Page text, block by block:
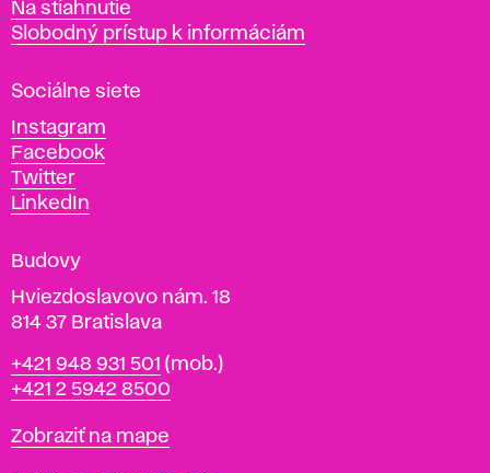
a
r
ý
c
h
u
m
e
í
v
r
a
i
Na stiahnutie
Slobodný prístup k informáciám
Sociálne siete
Instagram
Facebook
Twitter
LinkedIn
Budovy
Hviezdoslavovo nám. 18
814 37 Bratislava
Telefón
+421 948 931 501 (mob.)
+421 2 5942 8500
Mapa
Zobraziť na mape